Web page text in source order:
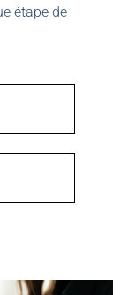
étape de